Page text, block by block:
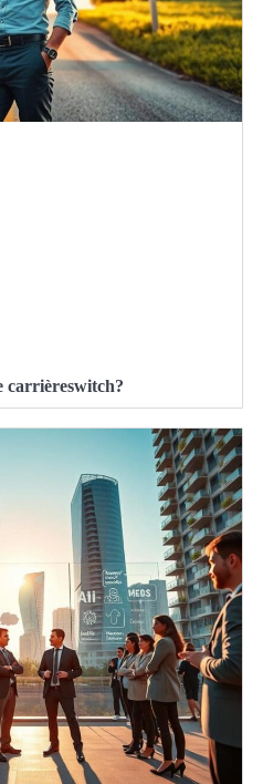
carrièreswitch?